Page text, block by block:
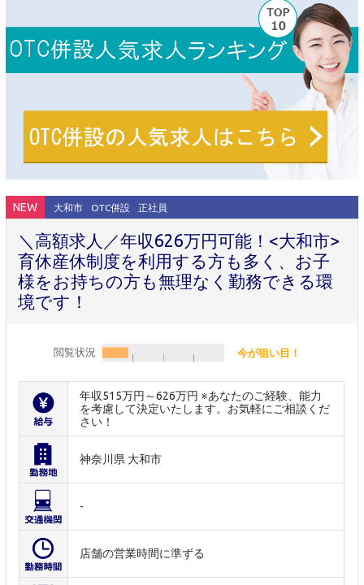
NEW 大和市 OTC併設 正社員
＼高額求人／年収626万円可能！<大和市>
育休産休制度を利用する方も多く、お子
様をお持ちの方も無理なく勤務できる環
境です！
閲覧状況 今が狙い目！
年収515万円～626万円 ※あなたのご経験、能力
を考慮して決定いたします。お気軽にご相談くだ
さい！
神奈川県 大和市
-
店舗の営業時間に準ずる